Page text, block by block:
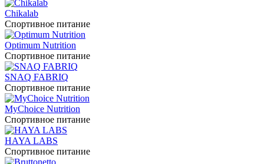
Chikalab
Спортивное питание
Optimum Nutrition
Спортивное питание
SNAQ FABRIQ
Спортивное питание
MyChoice Nutrition
Спортивное питание
HAYA LABS
Спортивное питание